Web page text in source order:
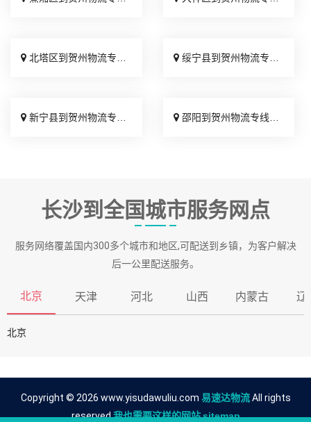
北塔区到贺州物流专线_准时准点「直达不中转」 绥宁县到贺州物流专线_快运有保障「直发全境」
新宁县到贺州物流专线_实时反馈「门到门接送」 邵阳到贺州物流专线_门到门接送「放心物流」
长沙到全国城市服务网点
服务网络覆盖国内300多个城市和地区,可配送到乡镇，为客户解决
后一公里配送服务。
北京 天津 河北 山西 内蒙古 辽
北京
Copyright © 2026 www.yisudawuliu.com 易速达物流All rights
reserved.我也需要这样的网站sitemap